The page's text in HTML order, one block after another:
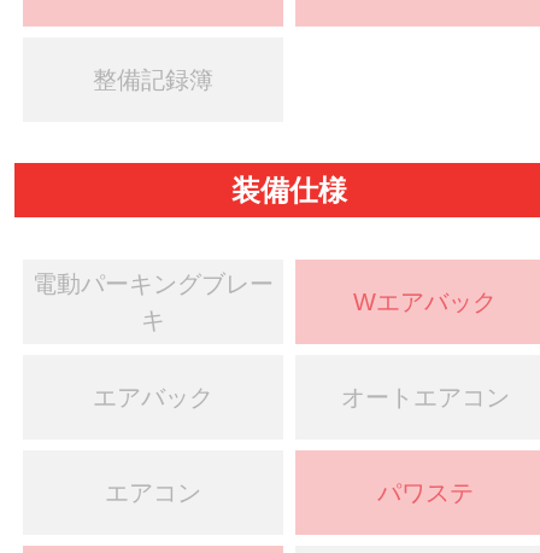
整備記録簿
装備仕様
電動パーキングブレー
キ
Wエアバック
エアバック オートエアコン
エアコン パワステ